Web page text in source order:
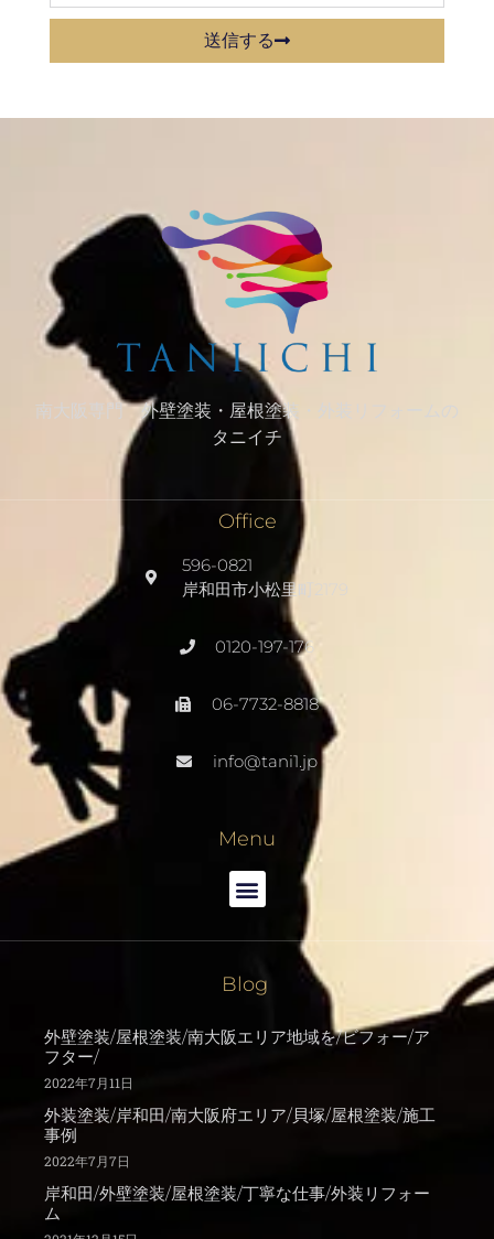
送信する
南大阪専門 外壁塗装・屋根塗装・外装リフォームの
タニイチ
Office
596-0821
岸和田市小松里町2179
0120-197-176
06-7732-8818
info@tani1.jp
Menu
Blog
外壁塗装/屋根塗装/南大阪エリア地域を/ビフォー/ア
フター/
2022年7月11日
外装塗装/岸和田/南大阪府エリア/貝塚/屋根塗装/施工
事例
2022年7月7日
岸和田/外壁塗装/屋根塗装/丁寧な仕事/外装リフォー
ム